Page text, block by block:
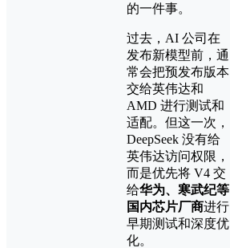
的一件事。
过去，AI 公司在
发布新模型前，通
常会把预发布版本
交给英伟达和
AMD 进行测试和
适配。但这一次，
DeepSeek 没有给
英伟达访问权限，
而是优先将 V4 交
给华为、寒武纪等
国内芯片厂商进行
早期测试和深度优
化。